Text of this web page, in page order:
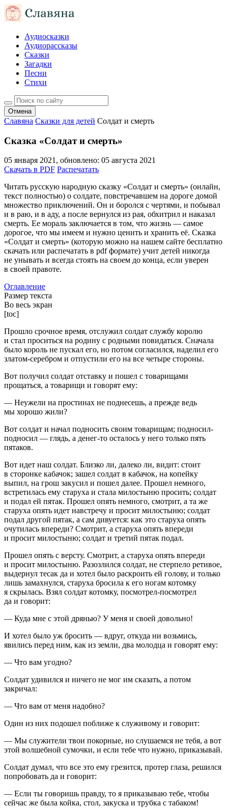
Аудиосказки
Аудиорассказы
Сказки
Загадки
Песни
Стихи
Отмена
Славяна Сказки для детей Солдат и смерть
Сказка «Солдат и смерть»
05 января 2021, обновлено: 05 августа 2021
Скачать в PDF Распечатать
Читать русскую народную сказку «Солдат и смерть» (онлайн,
текст полностью) о солдате, повстречавшем на дороге домой
множество приключений. Он и боролся с чертями, и побывал
и в раю, и в аду, а после вернулся из рая, обхитрил и наказал
смерть. Ее мораль заключается в том, что жизнь — самое
дорогое, что мы имеем и нужно ценить и хранить её. Сказка
«Солдат и смерть» (которую можно на нашем сайте бесплатно
скачать или распечатать в pdf формате) учит детей никогда
не унывать и всегда стоять на своем до конца, если уверен
в своей правоте.
Оглавление
Размер текста
Во весь экран
[toc]
Прошло срочное время, отслужил солдат службу королю
и стал проситься на родину с родными повидаться. Сначала
было король не пускал его, но потом согласился, наделил его
златом-серебром и отпустили его на все четыре стороны.
Вот получил солдат отставку и пошел с товарищами
прощаться, а товарищи и говорят ему:
— Неужели на простинах не поднесешь, а прежде ведь
мы хорошо жили?
Вот солдат и начал подносить своим товарищам; подносил-
подносил — глядь, а денег-то осталось у него только пять
пятаков.
Вот идет наш солдат. Близко ли, далеко ли, видит: стоит
в сторонке кабачок; зашел солдат в кабачок, на копейку
выпил, на грош закусил и пошел далее. Прошел немного,
встретилась ему старуха и стала милостыню просить; солдат
и подал ей пятак. Прошел опять немного, смотрит, а та же
старуха опять идет навстречу и просит милостыню; солдат
подал другой пятак, а сам дивуется: как это старуха опять
очутилась впереди? Смотрит, а старуха опять впереди
и просит милостыню; солдат и третий пятак подал.
Прошел опять с версту. Смотрит, а старуха опять впереди
и просит милостыню. Разозлился солдат, не стерпело ретивое,
выдернул тесак да и хотел было раскроить ей голову, и только
лишь замахнулся, старуха бросила к его ногам котомку
я скрылась. Взял солдат котомку, посмотрел-посмотрел
да и говорит:
— Куда мне с этой дрянью? У меня и своей довольно!
И хотел было уж бросить — вдруг, откуда ни возьмись,
явились перед ним, как из земли, два молодца и говорят ему:
— Что вам угодно?
Солдат удивился и ничего не мог им сказать, а потом
закричал:
— Что вам от меня надобно?
Один из них подошел поближе к служивому и говорит:
— Мы служители твои покорные, но слушаемся не тебя, а вот
этой волшебной сумочки, и если тебе что нужно, приказывай.
Солдат думал, что все это ему грезится, протер глаза, решился
попробовать да и говорит:
— Если ты говоришь правду, то я приказываю тебе, чтобы
сейчас же была койка, стол, закуска и трубка с табаком!